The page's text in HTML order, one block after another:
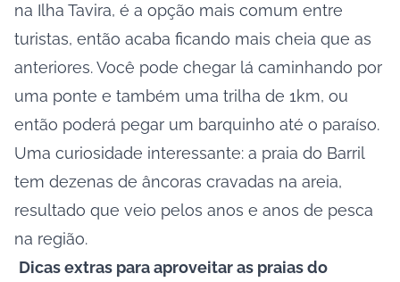
na Ilha Tavira, é a opção mais comum entre
turistas, então acaba ficando mais cheia que as
anteriores. Você pode chegar lá caminhando por
uma ponte e também uma trilha de 1km, ou
então poderá pegar um barquinho até o paraíso.
Uma curiosidade interessante: a praia do Barril
tem dezenas de âncoras cravadas na areia,
resultado que veio pelos anos e anos de pesca
na região.
Dicas extras para aproveitar as praias do